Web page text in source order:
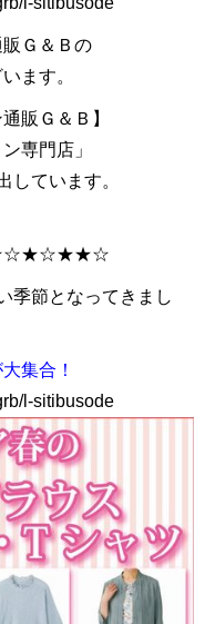
Ｇ＆Ｂの
ます。
販Ｇ＆Ｂ】
専門店」
しています。
季節となってきまし
集合！
l-sitibusode